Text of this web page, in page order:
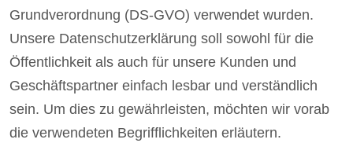
Grundverordnung (DS-GVO) verwendet wurden.
Unsere Datenschutzerklärung soll sowohl für die
Öffentlichkeit als auch für unsere Kunden und
Geschäftspartner einfach lesbar und verständlich
sein. Um dies zu gewährleisten, möchten wir vorab
die verwendeten Begrifflichkeiten erläutern.